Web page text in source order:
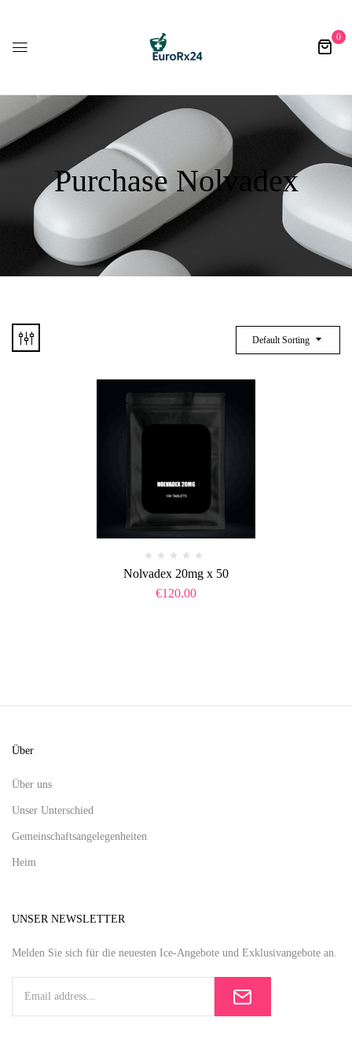
0
Purchase Nolvadex​
Default Sorting
Nolvadex 20mg x 50
€120.00
Über
Über uns
Unser Unterschied
Gemeinschaftsangelegenheiten
Heim
UNSER NEWSLETTER
Melden Sie sich für die neuesten Ice-Angebote und Exklusivangebote an.